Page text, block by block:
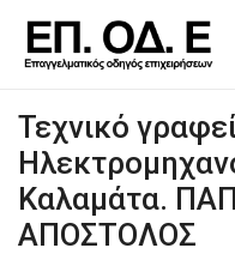
Τεχνικό
Καλαμάτα.
ΑΠΟΣΤΟΛΟΣ